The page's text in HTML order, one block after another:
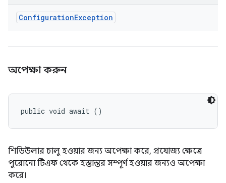
ConfigurationException
অপেক্ষা করুন
public void await ()
শিডিউলার চালু হওয়ার জন্য অপেক্ষা করে, প্রযোজ্য ক্ষেত্রে
পুরোনো টিএফ থেকে হস্তান্তর সম্পূর্ণ হওয়ার জন্যও অপেক্ষা
করে।